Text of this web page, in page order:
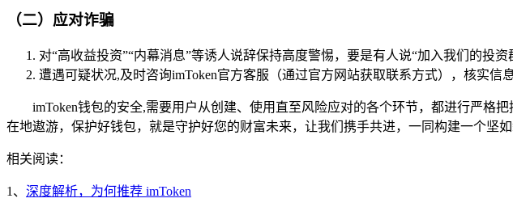
（二）应对诈骗
对“高收益投资”“内幕消息”等诱人说辞保持高度警惕，要是有人说“加入我们的投
遭遇可疑状况,及时咨询imToken官方客服（通过官方网站获取联系方式），核实信
imToken钱包的安全,需要用户从创建、使用直至风险应对的各个环节，都进行严格
在地遨游，保护好钱包，就是守护好您的财富未来，让我们携手共进，一同构建一个坚如
相关阅读：
1、 深度解析，为何推荐 imToken